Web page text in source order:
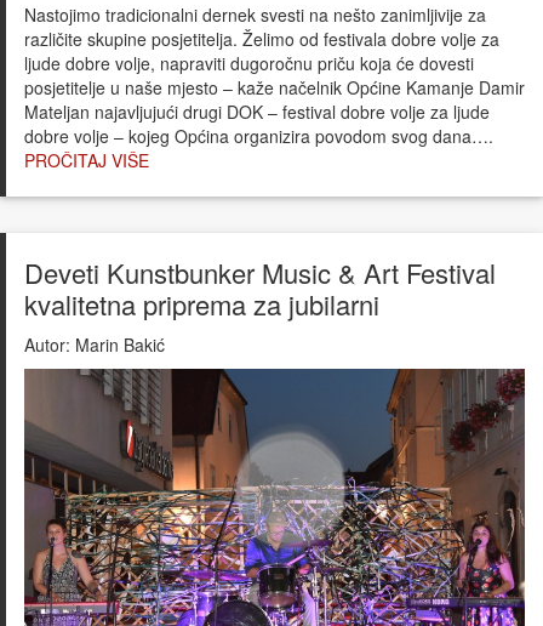
Nastojimo tradicionalni dernek svesti na nešto zanimljivije za
različite skupine posjetitelja. Želimo od festivala dobre volje za
ljude dobre volje, napraviti dugoročnu priču koja će dovesti
posjetitelje u naše mjesto – kaže načelnik Općine Kamanje Damir
Mateljan najavljujući drugi DOK – festival dobre volje za ljude
dobre volje – kojeg Općina organizira povodom svog dana….
PROČITAJ VIŠE
Deveti Kunstbunker Music & Art Festival
kvalitetna priprema za jubilarni
Autor: Marin Bakić